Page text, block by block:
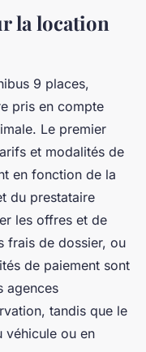
la location
9 places,
pris en compte
Le premier
et modalités de
en fonction de la
du prestataire
les offres et de
frais de dossier, ou
de paiement sont
agences
tandis que le
véhicule ou en